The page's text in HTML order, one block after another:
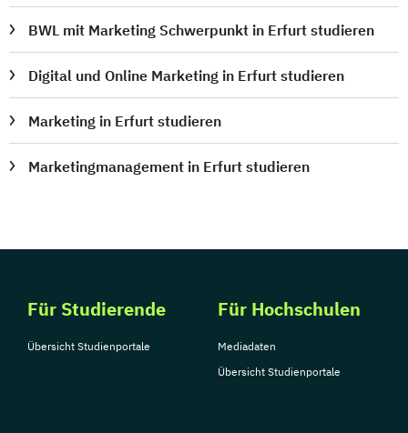
BWL mit Marketing Schwerpunkt in Erfurt studieren
Digital und Online Marketing in Erfurt studieren
Marketing in Erfurt studieren
Marketingmanagement in Erfurt studieren
Für Studierende
Übersicht Studienportale
Für Hochschulen
Mediadaten
Übersicht Studienportale